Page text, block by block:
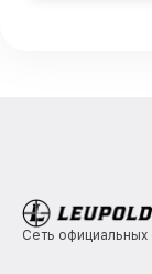
Сеть